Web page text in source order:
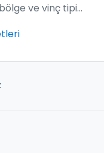
ve vinç tipi